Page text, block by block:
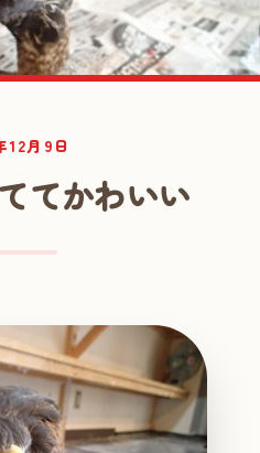
12月9日
てかわいい